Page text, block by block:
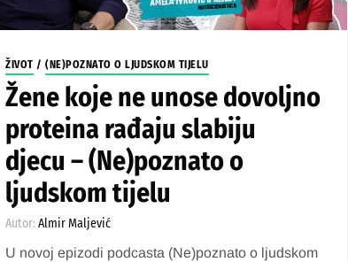
ŽIVOT / (NE)POZNATO O LJUDSKOM TIJELU
Žene koje ne unose dovoljno
proteina rađaju slabiju
djecu – (Ne)poznato o
ljudskom tijelu
Autor: Almir Maljević
U novoj epizodi podcasta (Ne)poznato o ljudskom